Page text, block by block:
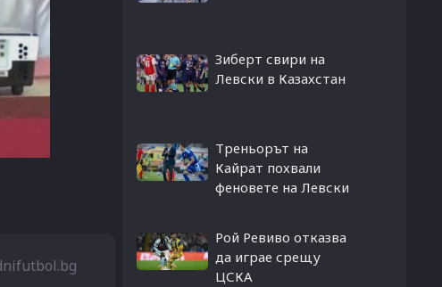
Зиберт свири на
Левски в Казахстан
Треньорът на
Кайрат похвали
феновете на Левски
Рой Ревиво отказва
да играе срещу
ЦСКА